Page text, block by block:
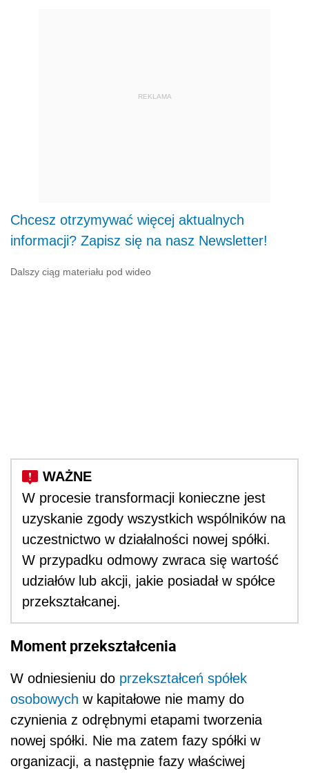
REKLAMA
Chcesz otrzymywać więcej aktualnych
informacji? Zapisz się na nasz Newsletter!
Dalszy ciąg materiału pod wideo
W procesie transformacji konieczne jest
uzyskanie zgody wszystkich wspólników na
uczestnictwo w działalności nowej spółki.
W przypadku odmowy zwraca się wartość
udziałów lub akcji, jakie posiadał w spółce
przekształcanej.
Moment przekształcenia
W odniesieniu do przekształceń spółek
osobowych w kapitałowe nie mamy do
czynienia z odrębnymi etapami tworzenia
nowej spółki. Nie ma zatem fazy spółki w
organizacji, a następnie fazy właściwej